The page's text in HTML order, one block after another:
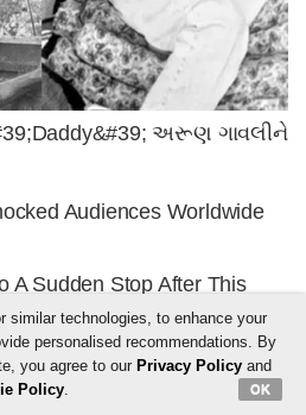
similar technologies, to enhance your
personalised recommendations. By
you agree to our Privacy Policyand
Policy. OK